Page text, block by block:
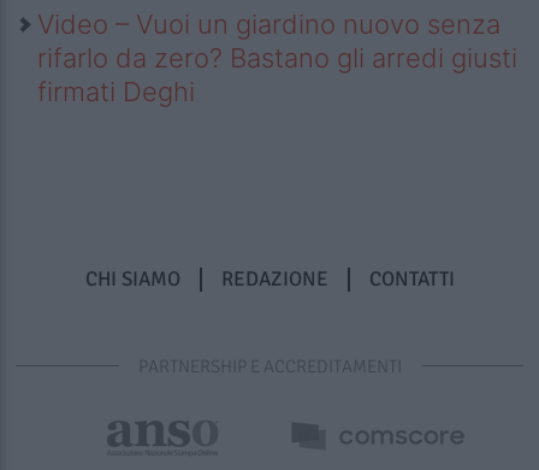
Video – Vuoi un giardino nuovo senza
rifarlo da zero? Bastano gli arredi giusti
firmati Deghi
CHI SIAMO REDAZIONE CONTATTI
PARTNERSHIP E ACCREDITAMENTI